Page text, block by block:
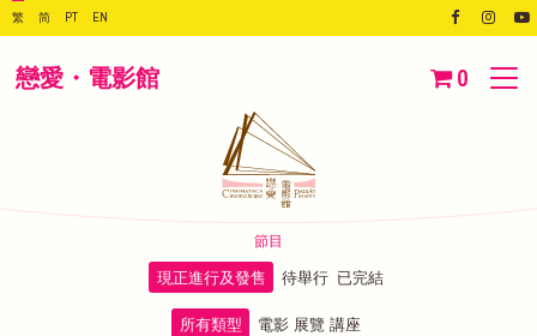
繁 简 PT EN
戀愛・電影館 0
節目
現正進行及發售 待舉行 已完結
所有類型 電影 展覽 講座